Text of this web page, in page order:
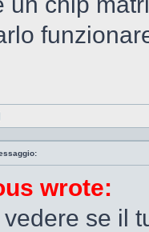
Profilo
wrote:
vedere se il